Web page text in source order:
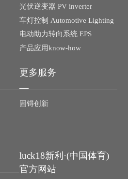
光伏逆变器 PV inverter
车灯控制 Automotive Lighting
电动助力转向系统 EPS
产品应用know-how
更多服务
固锝创新
luck18新利·(中国体育)
官方网站